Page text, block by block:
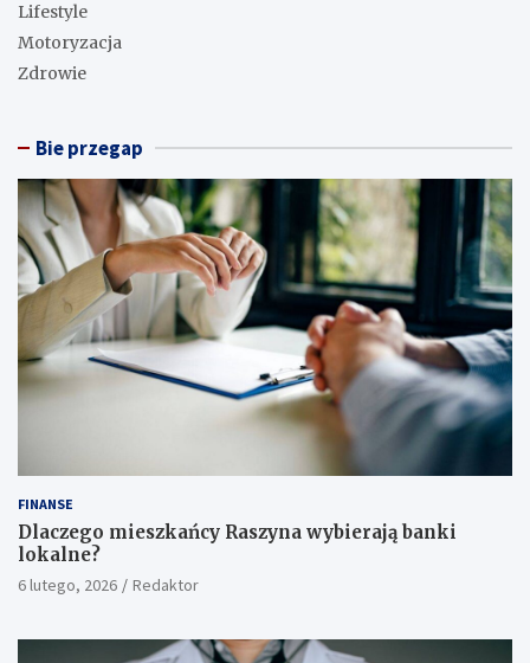
Lifestyle
Motoryzacja
Zdrowie
Bie przegap
FINANSE
Dlaczego mieszkańcy Raszyna wybierają banki
lokalne?
6 lutego, 2026 Redaktor